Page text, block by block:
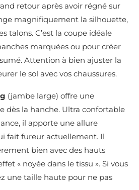
retour après avoir régné sur
magnifiquement la silhouette,
talons. C’est la coupe idéale
marquées ou pour créer
Attention à bien ajuster la
le sol avec vos chaussures.
(jambe large) offre une
dès la hanche. Ultra confortable
il apporte une allure
fait fureur actuellement. Il
bien avec des hauts
« noyée dans le tissu ». Si vous
une taille haute pour ne pas